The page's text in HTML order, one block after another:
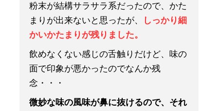
粉末が結構サラサラ系だったので、かた
まりが出来ないと思ったが、
しっかり細
かいかたまりが残りました。
飲めなくない感じの舌触りだけど、味の
面で印象が悪かったのでなんか残
念・・・
微妙な味の風味が鼻に抜けるので、それ